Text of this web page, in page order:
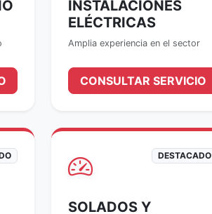
INSTALACIONES
ELÉCTRICAS
Amplia experiencia en el sector
CONSULTAR SERVICIO
DESTACADO
SOLADOS Y